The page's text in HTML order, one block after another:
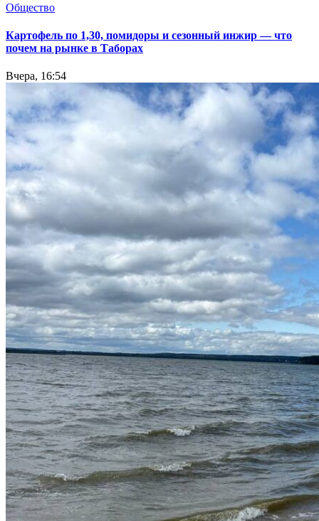
Общество
Картофель по 1,30, помидоры и сезонный инжир — что
почем на рынке в Таборах
Вчера, 16:54